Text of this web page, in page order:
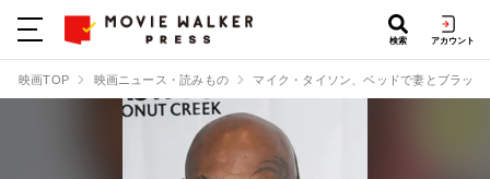
検索 アカウント
映画TOP 映画ニュース・読みもの マイク・タイソン、ベッドで妻とブラッ